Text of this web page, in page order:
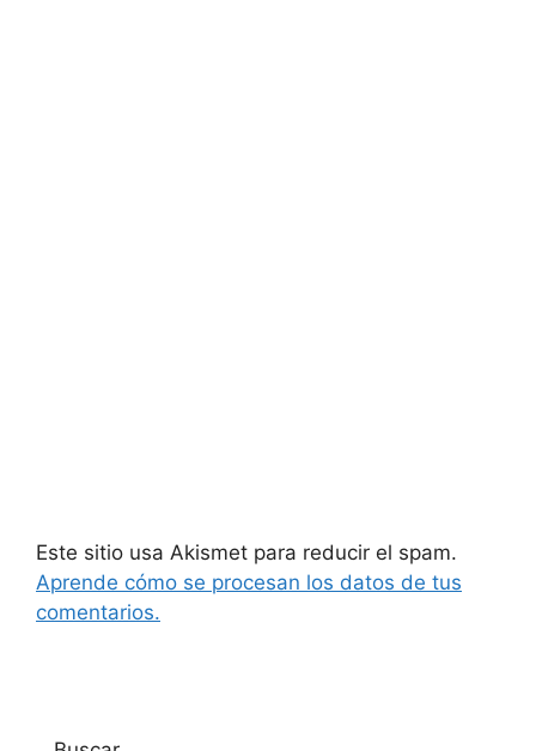
Este sitio usa Akismet para reducir el spam.
Aprende cómo se procesan los datos de tus
comentarios.